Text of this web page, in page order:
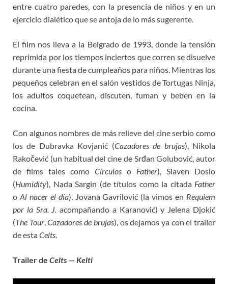
entre cuatro paredes, con la presencia de niños y en un
ejercicio dialético que se antoja de lo más sugerente.
El film nos lleva a la Belgrado de 1993, donde la tensión
reprimida por los tiempos inciertos que corren se disuelve
durante una fiesta de cumpleaños para niños. Mientras los
pequeños celebran en el salón vestidos de Tortugas Ninja,
los adultos coquetean, discuten, fuman y beben en la
cocina.
Con algunos nombres de más relieve del cine serbio como
los de Dubravka Kovjanić (Cazadores de brujas), Nikola
Rakočević (un habitual del cine de Srđan Golubović, autor
de films tales como Círculos o Father), Slaven Doslo
(Humidity), Nada Sargin (de títulos como la citada Father
o Al nacer el día), Jovana Gavrilović (la vimos en Requiem
por la Sra. J. acompañando a Karanović) y Jelena Djokić
(The Tour,Cazadores de brujas), os dejamos ya con el trailer
de estaCelts.
Trailer de Celts —Kelti